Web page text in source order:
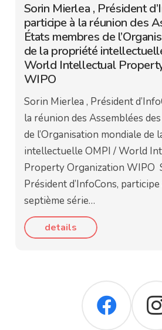
Sorin Mierlea , Président
participe à la réunion des
États membres de
de la propriété
World Intellectual
WIPO
Sorin Mierlea , Président
la réunion des Assemblées
de l’Organisation mondiale de
intellectuelle OMPI / World
Property Organization WIPO
Président d’InfoCons,
septième série…
details